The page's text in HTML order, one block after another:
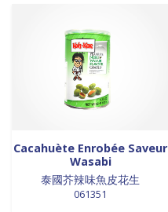
Cacahuète Enrobée Saveur
Wasabi
泰國芥辣味魚皮花生
061351